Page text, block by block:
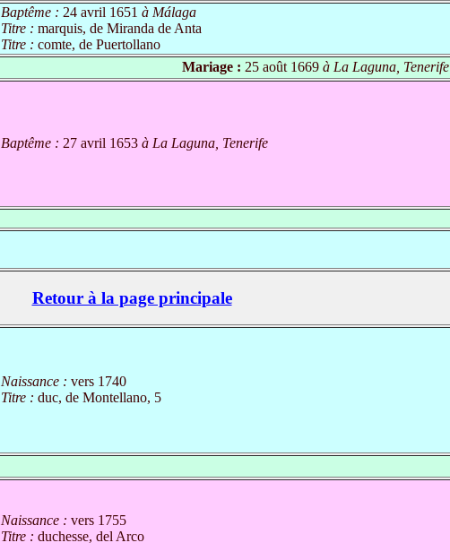
Baptême : 24 avril 1651 à Málaga
Titre : marquis, de Miranda de Anta
Titre : comte, de Puertollano
Mariage : 25 août 1669 à La Laguna, Tenerife
Baptême : 27 avril 1653 à La Laguna, Tenerife
Retour à la page principale
Naissance : vers 1740
Titre : duc, de Montellano, 5
Naissance : vers 1755
Titre : duchesse, del Arco